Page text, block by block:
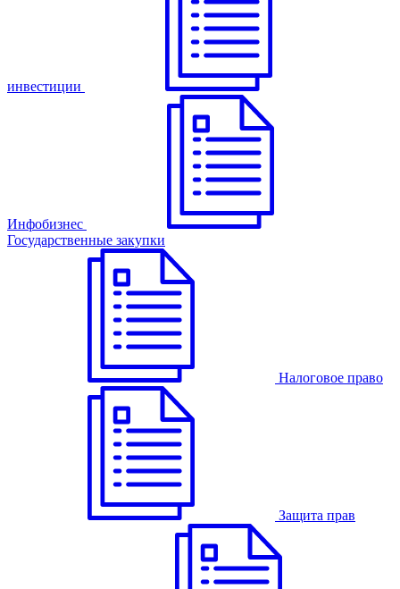
инвестиции
Инфобизнес
Государственные закупки
Налоговое право
Защита прав